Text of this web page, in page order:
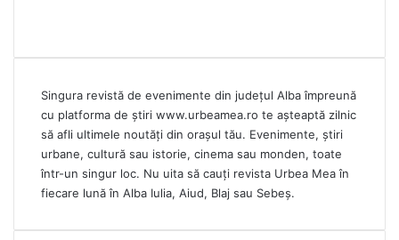
Singura revistă de evenimente din județul Alba împreună
cu platforma de știri www.urbeamea.ro te așteaptă zilnic
să afli ultimele noutăți din orașul tău. Evenimente, știri
urbane, cultură sau istorie, cinema sau monden, toate
într-un singur loc. Nu uita să cauți revista Urbea Mea în
fiecare lună în Alba Iulia, Aiud, Blaj sau Sebeș.